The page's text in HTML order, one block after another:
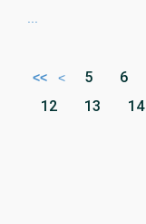
<< < 5 6
12
13 14